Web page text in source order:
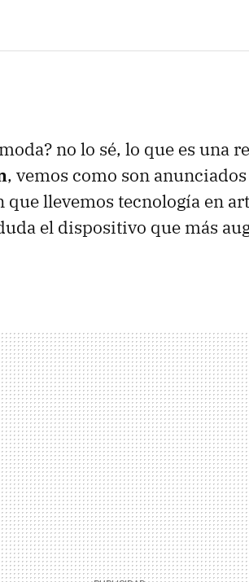
no lo sé, lo que es una
, vemos como son
que llevemos tecnología en
el dispositivo que más